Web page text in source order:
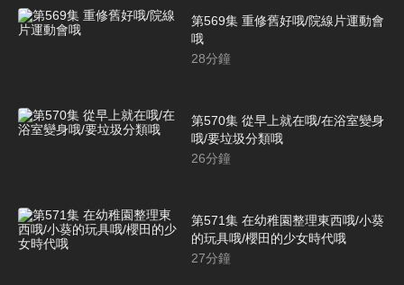
第569集 重修舊好哦/院線片運動會
哦
28分鐘
第570集 從早上就在哦/在浴室變身
哦/要垃圾分類哦
26分鐘
第571集 在幼稚園整理東西哦/小葵
的玩具哦/櫻田的少女時代哦
27分鐘